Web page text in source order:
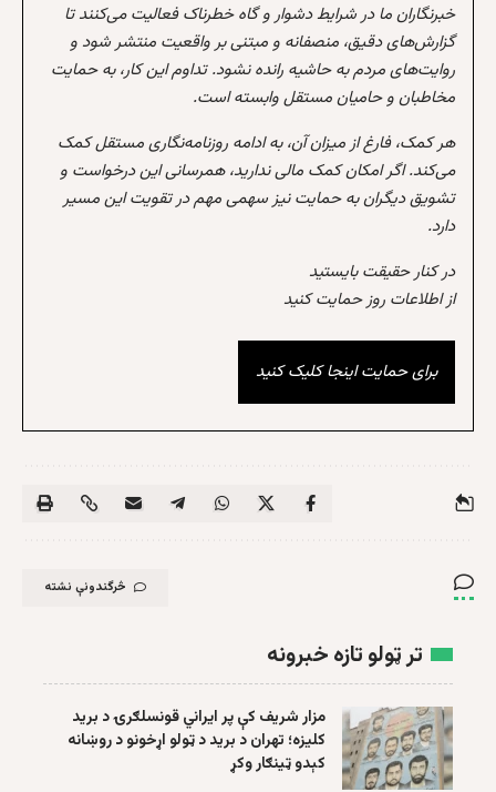
خبرنگاران ما در شرایط دشوار و گاه خطرناک فعالیت می‌کنند تا
گزارش‌های دقیق، منصفانه و مبتنی بر واقعیت منتشر شود و
روایت‌های مردم به حاشیه رانده نشود. تداوم این کار، به حمایت
مخاطبان و حامیان مستقل وابسته است.
هر کمک، فارغ از میزان آن، به ادامه روزنامه‌نگاری مستقل کمک
می‌کند. اگر امکان کمک مالی ندارید، همرسانی این درخواست و
تشویق دیگران به حمایت نیز سهمی مهم در تقویت این مسیر
دارد.
در کنار حقیقت بایستید
از اطلاعات روز حمایت کنید
برای حمایت اینجا کلیک کنید
څرگندونې نشته
تر ټولو تازه خبرونه
مزار شریف کې پر ایراني قونسلګرۍ د برید
کلیزه؛ تهران د برید د ټولو اړخونو د روښانه
کېدو ټینګار وکړ